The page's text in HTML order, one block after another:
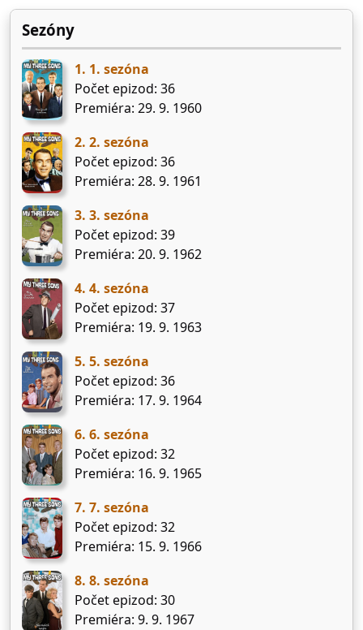
Sezóny
1. 1. sezóna
Počet epizod: 36
Premiéra: 29. 9. 1960
2. 2. sezóna
Počet epizod: 36
Premiéra: 28. 9. 1961
3. 3. sezóna
Počet epizod: 39
Premiéra: 20. 9. 1962
4. 4. sezóna
Počet epizod: 37
Premiéra: 19. 9. 1963
5. 5. sezóna
Počet epizod: 36
Premiéra: 17. 9. 1964
6. 6. sezóna
Počet epizod: 32
Premiéra: 16. 9. 1965
7. 7. sezóna
Počet epizod: 32
Premiéra: 15. 9. 1966
8. 8. sezóna
Počet epizod: 30
Premiéra: 9. 9. 1967